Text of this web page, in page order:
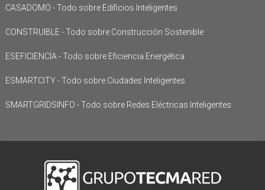
CASADOMO - Todo sobre Edificios Inteligentes
CONSTRUIBLE - Todo sobre Construcción Sostenible
ESEFICIENCIA - Todo sobre Eficiencia Energética
ESMARTCITY - Todo sobre Ciudades Inteligentes
SMARTGRIDSINFO - Todo sobre Redes Eléctricas Inteligentes